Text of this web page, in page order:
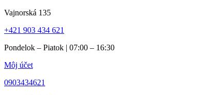
Preskočiť
obsah
Vajnorská 135
+421 903 434 621
Pondelok – Piatok | 07:00 – 16:30
Môj účet
0903434621